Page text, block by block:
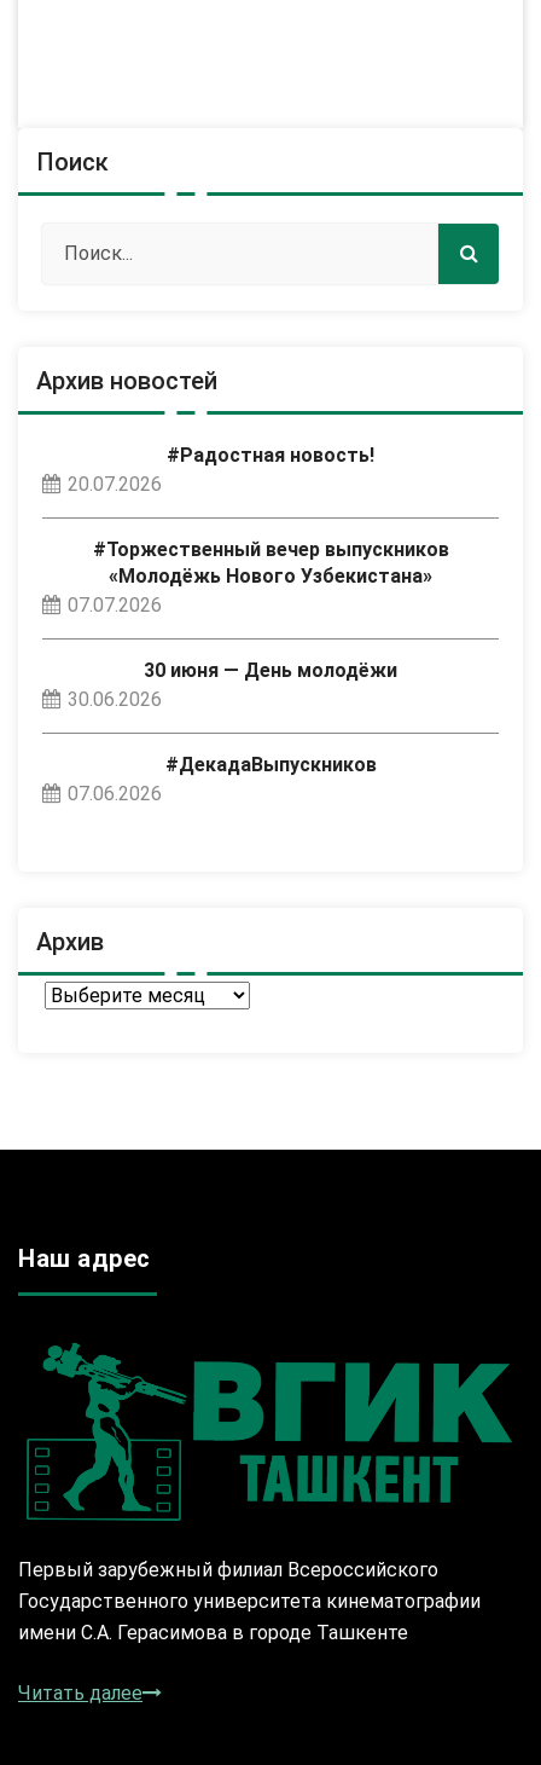
Поиск
Архив новостей
#Радостная новость!
20.07.2026
#Торжественный вечер выпускников
«Молодёжь Нового Узбекистана»
07.07.2026
30 июня — День молодёжи
30.06.2026
#ДекадаВыпускников
07.06.2026
Архив
Архив
Наш адрес
Первый зарубежный филиал Всероссийского
Государственного университета кинематографии
имени С.А. Герасимова в городе Ташкенте
Читать далее